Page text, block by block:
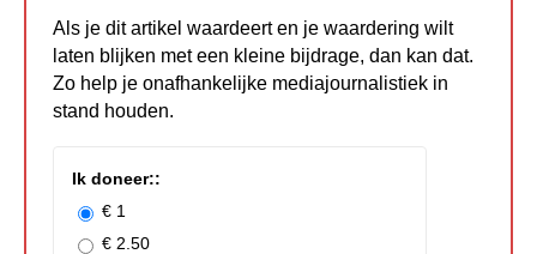
Als je dit artikel waardeert en je waardering wilt
laten blijken met een kleine bijdrage, dan kan dat.
Zo help je onafhankelijke mediajournalistiek in
stand houden.
Ik doneer::
€ 1
€ 2.50